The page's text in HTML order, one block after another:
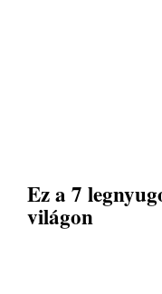
Ez a 7
világon